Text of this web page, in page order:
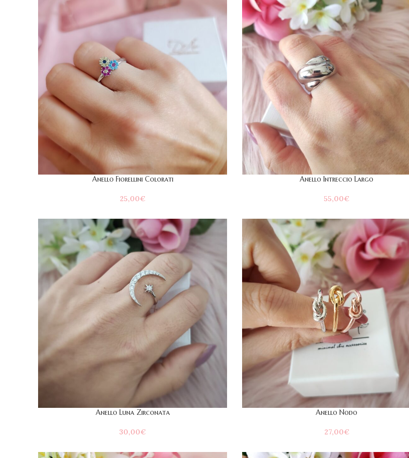
Anello Fiorellini Colorati
25,00€
Anello Intreccio Largo
55,00€
Anello Luna Zirconata
30,00€
Anello Nodo
27,00€